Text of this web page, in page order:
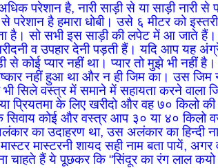
परेशान है, नारी साड़ी से या साड़ी नारी से
परेशान है हमारा धोबी। उसे ६ मीटर को
है। सो सभी इस साड़ी की लपेट में आ जाते हैं।
व उपहार देनी पड़ती हैं। यदि आप यह
से कोई प्यार नहीं था। प्यार तो मुझे भी नहीं
नहीं हुआ था और न ही जिम का। उस जिम
सिले वस्त्र में समाने में सहायता करने वाला
प्रियतमा के लिए खरीदो और वह ७० किलो
सिवाय कोई और वस्त्र आप ३० या ४०
का उदाहरण था, उस अलंकार का हिन्दी
मास्टरनी शायद सही नाम बता पायें,
चाहते हैं ये पूछकर कि “सिंदूर का रंग लाल कयो